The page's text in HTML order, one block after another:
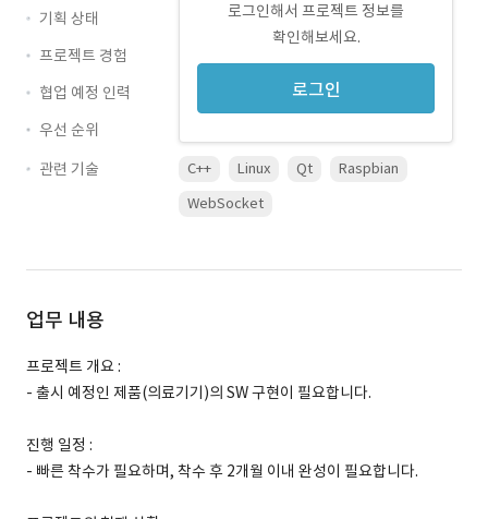
로그인해서 프로젝트 정보를
확인해보세요.
로그인
기획 상태
프로젝트 경험
협업 예정 인력
우선 순위
관련 기술
C++ Linux Qt
Raspbian
WebSocket
업무 내용
프로젝트 개요 :
- 출시 예정인 제품(의료기기)의 SW 구현이 필요합니다.
진행 일정 :
- 빠른 착수가 필요하며, 착수 후 2개월 이내 완성이 필요합니다.